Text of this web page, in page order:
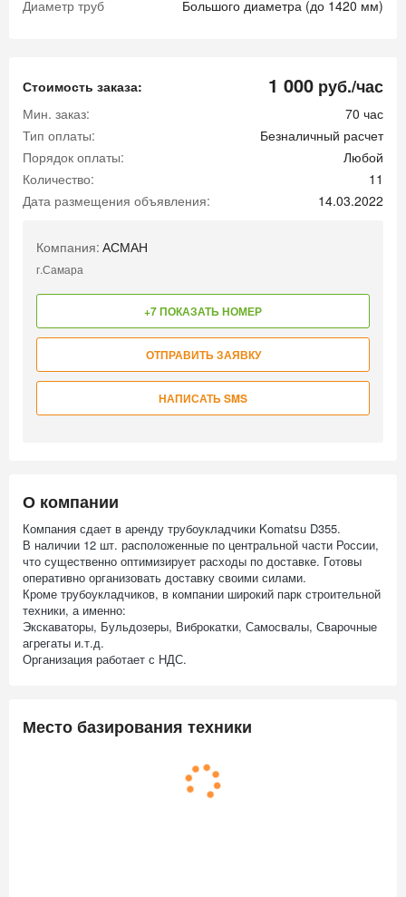
Диаметр труб
Большого диаметра (до 1420 мм)
Стоимость заказа: 1 000 руб./час
Мин. заказ:
70 час
Тип оплаты:
Безналичный расчет
Порядок оплаты:
Любой
Количество:
11
Дата размещения объявления:
14.03.2022
Компания: АСМАН
г.Самара
+7 ПОКАЗАТЬ НОМЕР
ОТПРАВИТЬ ЗАЯВКУ
НАПИСАТЬ SMS
О компании
Компания сдает в аренду трубоукладчики Komatsu D355.
В наличии 12 шт. расположенные по центральной части России,
что существенно оптимизирует расходы по доставке. Готовы
оперативно организовать доставку своими силами.
Кроме трубоукладчиков, в компании широкий парк строительной
техники, а именно:
Экскаваторы, Бульдозеры, Виброкатки, Самосвалы, Сварочные
агрегаты и.т.д.
Организация работает с НДС.
Место базирования техники